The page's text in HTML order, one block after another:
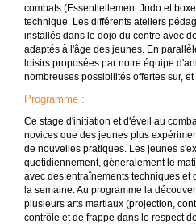
combats (Essentiellement Judo et
technique. Les différents ateliers
installés dans le dojo du centre avec
adaptés à l'âge des jeunes. En
loisirs proposées par notre équipe
nombreuses possibilités offertes sur, et
Programme :
Ce stage d'initiation et d'éveil au
novices que des jeunes plus
de nouvelles pratiques. Les jeunes
quotidiennement, généralement le
avec des entraînements techniques et
la semaine. Au programme la
plusieurs arts martiaux (projection,
contrôle et de frappe dans le respect